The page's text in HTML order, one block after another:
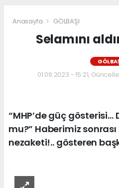
Anasayfa GÖLBAŞI
Selamını
01.09.2023 - 15:21,
“MHP’de güç
mu?” Haberimiz
nezaketi!.. gösteren